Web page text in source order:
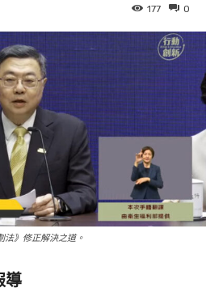
0
177
法》修正解決之道。
導